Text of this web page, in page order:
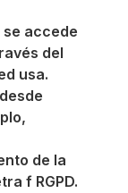
se accede
del
usa.
de la
f RGPD.